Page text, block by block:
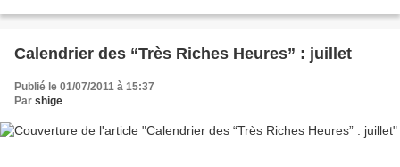
Calendrier des “Très Riches Heures” : juillet
Publié le 01/07/2011 à 15:37
Par shige